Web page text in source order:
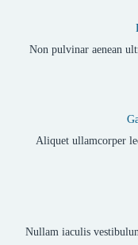
Non pulvinar aenean
Aliquet ullamcorper
Nullam iaculis